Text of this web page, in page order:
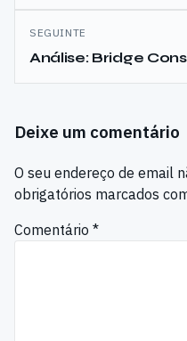
artigos
SEGUINTE
Análise: Bridge
Deixe um comentário
O seu endereço de email
obrigatórios marcados
Comentário *